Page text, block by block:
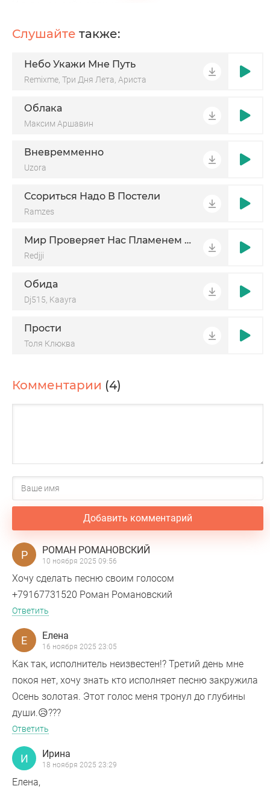
Может, это был лишь сладкий сон
И услышу тихий сердца стон
Слушайте также:
Небо Укажи Мне Путь
Remixme, Три Дня Лета, Ариста
Облака
Максим Аршавин
Вневремменно
Uzora
Ссориться Надо В Постели
Ramzes
Мир Проверяет Нас Пламенем Снова
Redjji
Обида
Dj515, Kaayra
Прости
Толя Клюква
Комментарии (4)
Добавить комментарий
Р РОМАН РОМАНОВСКИЙ
10 ноября 2025 09:56
Хочу сделать песню своим голосом
+79167731520 Роман Романовский
Ответить
Е Елена
16 ноября 2025 23:05
Как так, исполнитель неизвестен!? Третий день мне
покоя нет, хочу знать кто исполняет песню закружила
Осень золотая. Этот голос меня тронул до глубины
души.😥???
Ответить
И Ирина
18 ноября 2025 23:29
Елена,